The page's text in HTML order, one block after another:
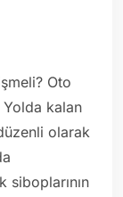
Oto
kalan
olarak
siboplarının